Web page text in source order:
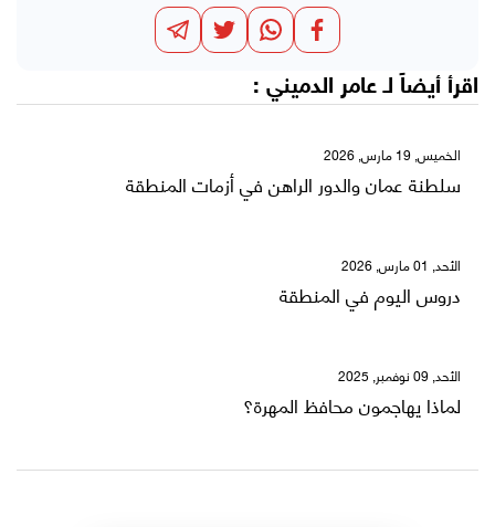
اقرأ أيضاً لـ عامر الدميني :
الخميس, 19 مارس, 2026
سلطنة عمان والدور الراهن في أزمات المنطقة
الأحد, 01 مارس, 2026
دروس اليوم في المنطقة
الأحد, 09 نوفمبر, 2025
لماذا يهاجمون محافظ المهرة؟